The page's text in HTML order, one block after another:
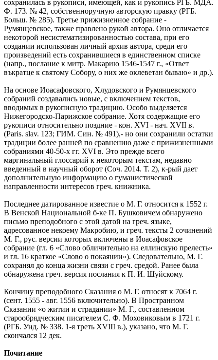
сохранилась в рукописи, имеющей, как и рукопись РГБ. МДА.
Ф. 173. № 42, собственноручную авторскую правку (РГБ.
Больш. № 285). Третье прижизненное собрание -
Румянцевское, также правлено рукой автора. Оно отличается
некоторой несистематизированностью состава, при его
создании использован личный архив автора, среди его
произведений есть сохранившиеся в единственном списке
(напр., послание к митр. Макарию 1546-1547 г., «Ответ
въкратце к святому Собору, о них же оклеветан бываю» и др.).
На основе Иоасафовского, Хлудовского и Румянцевского
собраний создавались новые, с включением текстов,
вводимых в рукописную традицию. Особо выделяется
Нижегородско-Парижское собрание. Хотя содержащие его
рукописи относительно поздние - кон. ХVI - нач. ХVII в.
(Paris. slav. 123; ГИМ. Син. № 491),- но они сохранили остатки
традиции более ранней по сравнению даже с прижизненными
собраниями 40-50-х гг. XVI в. Это прежде всего
маргинальный глоссарий к некоторым текстам, недавно
введенный в научный оборот (Соч. 2014. Т. 2), к-рый дает
дополнительную информацию о гуманистической
направленности интересов греч. книжника.
Последнее датированное известие о М. Г. относится к 1552 г.
В Венской Национальной б-ке П. Бушковичем обнаружено
письмо преподобного с этой датой на греч. языке,
адресованное некоему Макробию, и греч. тексты 2 сочинений
М. Г., рус. версии которых включены в Иоасафовское
собрание (гл. 6 «Слово обличительно на еллинскую прелесть»
и гл. 16 краткое «Слово о покаянии»). Следовательно, М. Г.
сохранял до конца жизни связи с греч. средой. Ранее была
обнаружена греч. версия послания к П. И. Шуйскому.
Кончину преподобного Сказания о М. Г. относят к 7064 г.
(сент. 1555 - авг. 1556 включительно). В Пространном
Сказании «о житии и страдании» М. Г., составленном
старообрядческим писателем С. Ф. Моховиковым в 1721 г.
(РГБ. Унд. № 338. 1-я треть XVIII в.), указано, что М. Г.
скончался 12 дек.
Почитание